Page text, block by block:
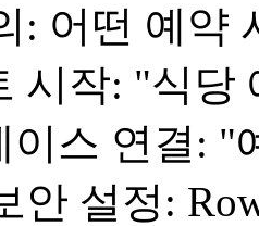
: 어떤 예약
시작: "식당
이스 연결: "
안 설정: